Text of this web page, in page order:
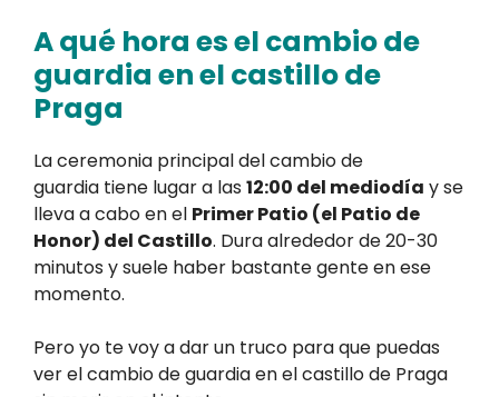
A qué hora es el cambio de
guardia en el castillo de
Praga
La ceremonia principal del cambio de
guardia tiene lugar a las 12:00 del mediodía y se
lleva a cabo en el Primer Patio (el Patio de
Honor) del Castillo. Dura alrededor de 20-30
minutos y suele haber bastante gente en ese
momento.
Pero yo te voy a dar un truco para que puedas
ver el cambio de guardia en el castillo de Praga